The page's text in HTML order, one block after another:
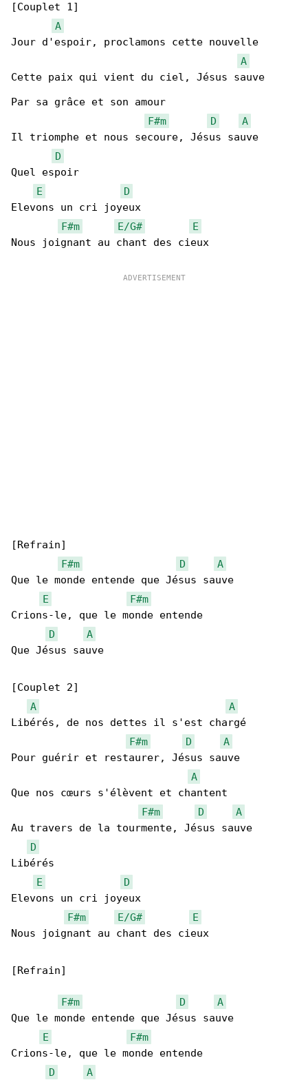
[Couplet 1]
A
Jour d'espoir, proclamons cette nouvelle
A
Cette paix qui vient du ciel, Jésus sauve
Par sa grâce et son amour
F#m
D
A
Il triomphe et nous secoure, Jésus sauve
D
Quel espoir
E
D
Elevons un cri joyeux
F#m
E/G#
E
Nous joignant au chant des cieux
[Refrain]
F#m
D
A
Que le monde entende que Jésus sauve
E
F#m
Crions-le, que le monde entende
D
A
Que Jésus sauve
[Couplet 2]
A
A
Libérés, de nos dettеs il s'est chargé
F#m
D
A
Pour guérir et restaurеr, Jésus sauve
A
Que nos cœurs s'élèvent et chantent
F#m
D
A
Au travers de la tourmente, Jésus sauve
D
Libérés
E
D
Elevons un cri joyeux
F#m
E/G#
E
Nous joignant au chant des cieux
[Refrain]
F#m D
A
Que le monde entende que Jésus sauve
E
F#m
Crions-le, que le monde entende
D
A